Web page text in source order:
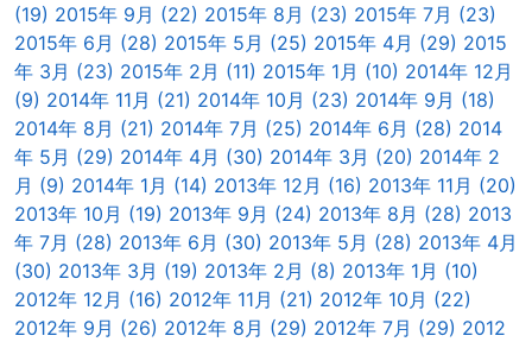
(19) 2015年 9月 (22) 2015年 8月 (23) 2015年 7月 (23)
2015年 6月 (28) 2015年 5月 (25) 2015年 4月 (29) 2015
年 3月 (23) 2015年 2月 (11) 2015年 1月 (10) 2014年 12月
(9) 2014年 11月 (21) 2014年 10月 (23) 2014年 9月 (18)
2014年 8月 (21) 2014年 7月 (25) 2014年 6月 (28) 2014
年 5月 (29) 2014年 4月 (30) 2014年 3月 (20) 2014年 2
月 (9) 2014年 1月 (14) 2013年 12月 (16) 2013年 11月 (20)
2013年 10月 (19) 2013年 9月 (24) 2013年 8月 (28) 2013
年 7月 (28) 2013年 6月 (30) 2013年 5月 (28) 2013年 4月
(30) 2013年 3月 (19) 2013年 2月 (8) 2013年 1月 (10)
2012年 12月 (16) 2012年 11月 (21) 2012年 10月 (22)
2012年 9月 (26) 2012年 8月 (29) 2012年 7月 (29) 2012